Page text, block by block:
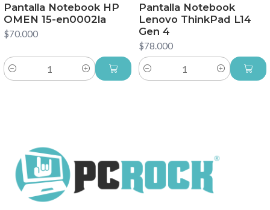
Pantalla Notebook HP
OMEN 15-en0002la
$70.000
Cantidad
Pantalla Notebook
Lenovo ThinkPad L14
Gen 4
$78.000
Cantidad